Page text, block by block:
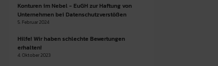
Konturen im Nebel - EuGH zur Haftung von
Unternehmen bei Datenschutzverstößen
5. Februar 2024
Hilfe! Wir haben schlechte Bewertungen
erhalten!
4. Oktober 2023